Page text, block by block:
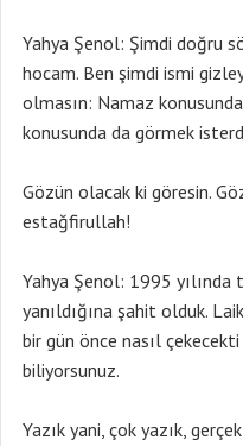
Yahya Şenol: Şimdi doğru
hocam. Ben şimdi ismi
olmasın: Namaz
konusunda da görmek
Gözün olacak ki göresin.
estağfirullah!
Yahya Şenol: 1995 yılında
yanıldığına şahit olduk.
bir gün önce nasıl
biliyorsunuz.
Yazık yani, çok yazık,